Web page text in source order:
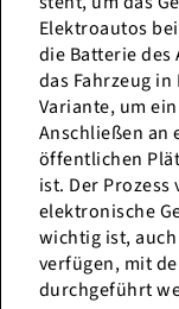
Elektroautos
die Batterie
das Fahrzeug
Variante, um
Anschließen an
öffentlichen
ist. Der Prozess
elektronische
wichtig ist,
verfügen, mit
durchgeführt